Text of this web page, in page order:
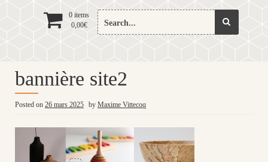
0 items
0,00€
Search
for:
bannière site2
Posted on 26 mars 2025 by Maxime Vittecoq